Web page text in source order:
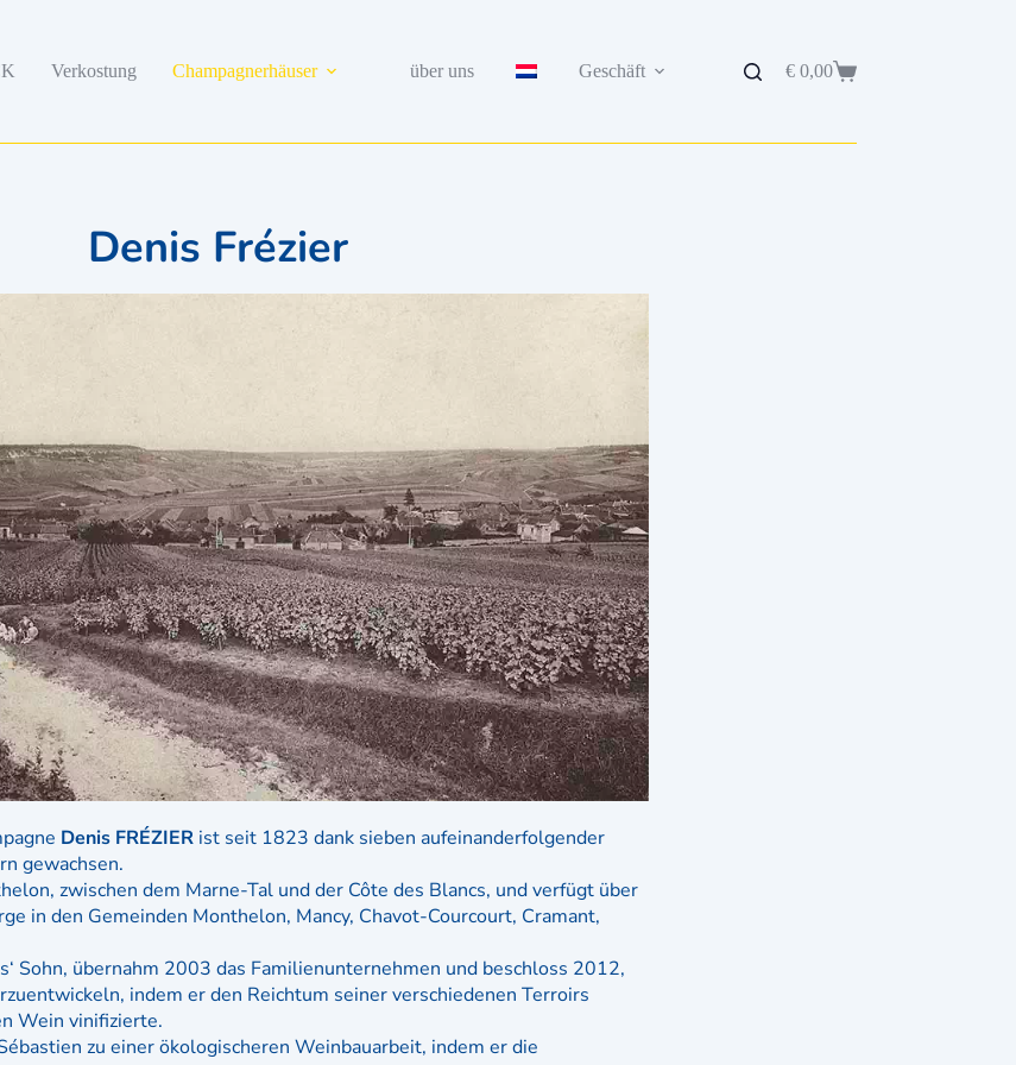
Verkostung Champagnerhäuser über uns Geschäft €0,00
Denis Frézier
Denis FRÉZIER ist seit 1823 dank sieben aufeinanderfolgender
gewachsen.
zwischen dem Marne-Tal und der Côte des Blancs, und verfügt über
in den Gemeinden Monthelon, Mancy, Chavot-Courcourt, Cramant,
Sohn, übernahm 2003 das Familienunternehmen und beschloss 2012,
indem er den Reichtum seiner verschiedenen Terroirs
Wein vinifizierte.
zu einer ökologischeren Weinbauarbeit, indem er die